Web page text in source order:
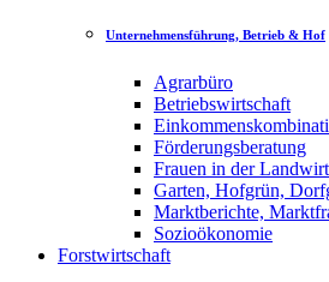
Unternehmensführung, Betrieb & Hof
Agrarbüro
Betriebswirtschaft
Förderungsberatung
Frauen in der
Garten, Hofgrün,
Marktberichte,
Sozioökonomie
Forstwirtschaft